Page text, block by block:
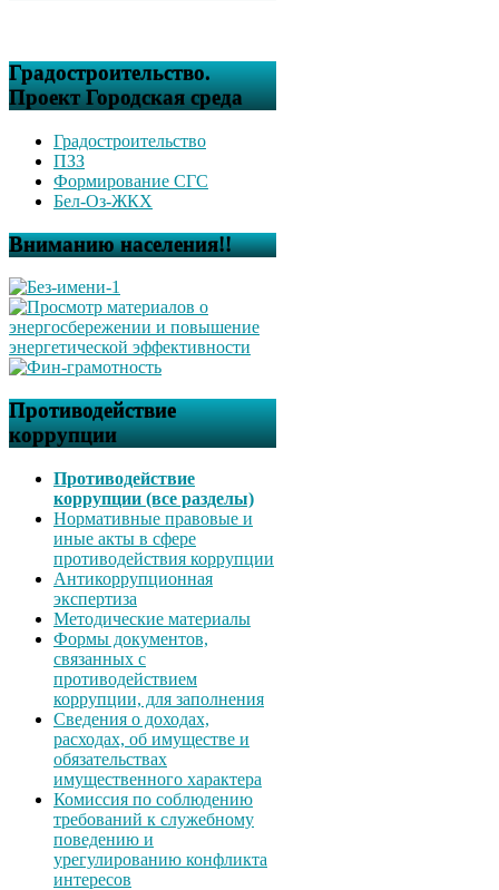
Градостроительство.
Проект Городская среда
Градостроительство
ПЗЗ
Формирование СГС
Бел-Оз-ЖКХ
Вниманию населения!!
Противодействие
коррупции
Противодействие
коррупции (все разделы)
Нормативные правовые и
иные акты в сфере
противодействия коррупции
Антикоррупционная
экспертиза
Методические материалы
Формы документов,
связанных с
противодействием
коррупции, для заполнения
Сведения о доходах,
расходах, об имуществе и
обязательствах
имущественного характера
Комиссия по соблюдению
требований к служебному
поведению и
урегулированию конфликта
интересов